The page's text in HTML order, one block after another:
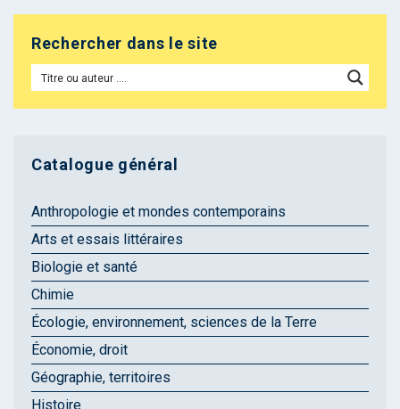
Rechercher dans le site
Catalogue général
Anthropologie et mondes contemporains
Arts et essais littéraires
Biologie et santé
Chimie
Écologie, environnement, sciences de la Terre
Économie, droit
Géographie, territoires
Histoire